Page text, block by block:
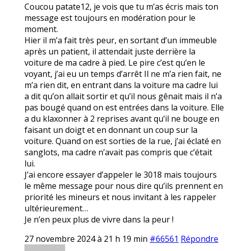
Coucou patate12, je vois que tu m’as écris mais ton
message est toujours en modération pour le
moment.
Hier il m’a fait très peur, en sortant d’un immeuble
après un patient, il attendait juste derrière la
voiture de ma cadre à pied. Le pire c’est qu’en le
voyant, j’ai eu un temps d’arrêt Il ne m’a rien fait, ne
m’a rien dit, en entrant dans la voiture ma cadre lui
a dit qu’on allait sortir et qu’il nous gênait mais il n’a
pas bougé quand on est entrées dans la voiture. Elle
a du klaxonner à 2 reprises avant qu’il ne bouge en
faisant un doigt et en donnant un coup sur la
voiture. Quand on est sorties de la rue, j’ai éclaté en
sanglots, ma cadre n’avait pas compris que c’était
lui.
J’ai encore essayer d’appeler le 3018 mais toujours
le même message pour nous dire qu’ils prennent en
priorité les mineurs et nous invitant à les rappeler
ultérieurement…
Je n’en peux plus de vivre dans la peur !
27 novembre 2024 à 21 h 19 min #66561 Répondre